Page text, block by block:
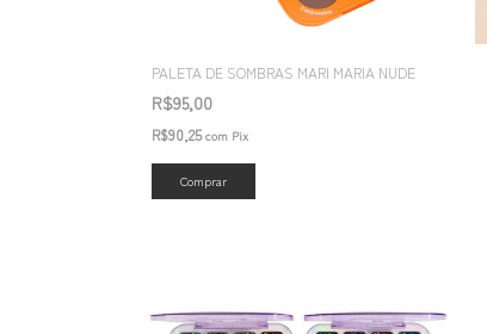
PALETA DE SOMBRAS MARI MARIA NUDE
R$95,00
R$90,25com Pix